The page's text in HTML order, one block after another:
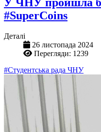
#SuperCoins
Деталі
26 листопада 2024
Перегляди: 1239
#Студентська рада ЧНУ